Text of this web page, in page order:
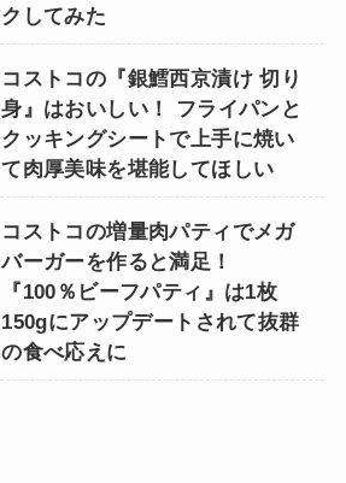
クしてみた
コストコの『銀鱈西京漬け 切り
身』はおいしい！ フライパンと
クッキングシートで上手に焼い
て肉厚美味を堪能してほしい
コストコの増量肉パティでメガ
バーガーを作ると満足！
『100％ビーフパティ』は1枚
150gにアップデートされて抜群
の食べ応えに